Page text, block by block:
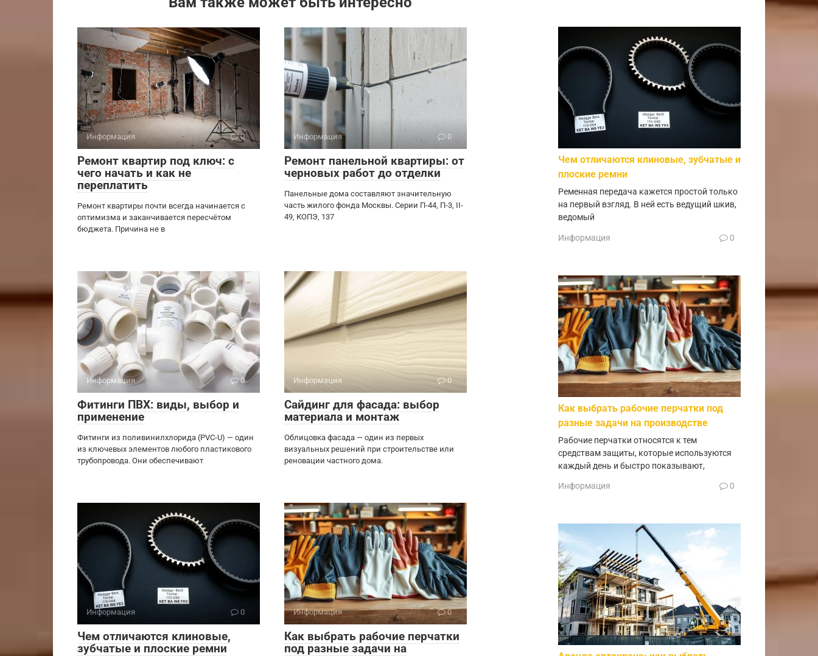
Информация 0
Ремонт квартир под ключ: с
чего начать и как не
переплатить
Ремонт квартиры почти всегда начинается с
оптимизма и заканчивается пересчётом
бюджета. Причина не в
Информация 0
Ремонт панельной квартиры: от
черновых работ до отделки
Панельные дома составляют значительную
часть жилого фонда Москвы. Серии П-44, П-3, II-
49, КОПЭ, 137
Информация 0
Фитинги ПВХ: виды, выбор и
применение
Фитинги из поливинилхлорида (PVC-U) — один
из ключевых элементов любого пластикового
трубопровода. Они обеспечивают
Информация 0
Сайдинг для фасада: выбор
материала и монтаж
Облицовка фасада — один из первых
визуальных решений при строительстве или
реновации частного дома.
Информация 0
Чем отличаются клиновые,
зубчатые и плоские ремни
Информация 0
Как выбрать рабочие перчатки
под разные задачи на
Чем отличаются клиновые, зубчатые и
плоские ремни
Ременная передача кажется простой только
на первый взгляд. В ней есть ведущий шкив,
ведомый
Информация 0
Как выбрать рабочие перчатки под
разные задачи на производстве
Рабочие перчатки относятся к тем
средствам защиты, которые используются
каждый день и быстро показывают,
Информация 0